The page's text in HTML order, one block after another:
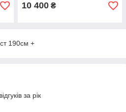
10 400 ₴
190см +
за рік